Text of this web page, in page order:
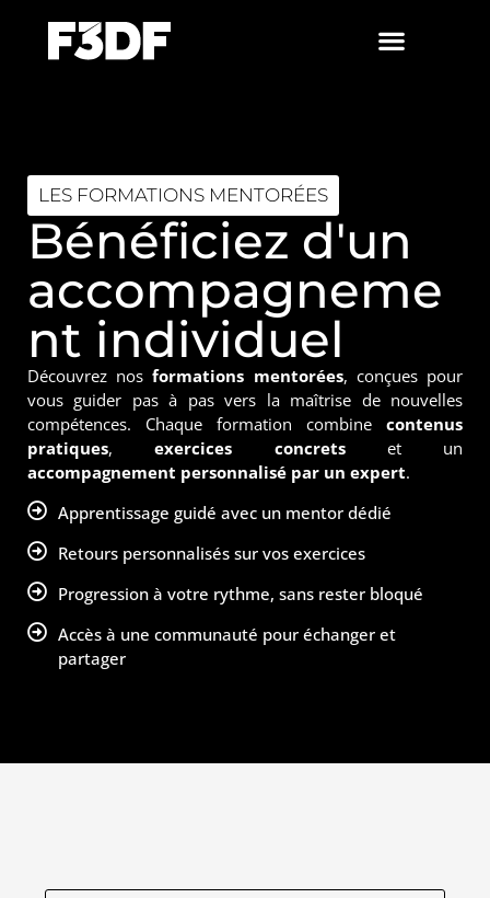
LES FORMATIONS MENTORÉES
Bénéficiez d'un
accompagneme
nt individuel
Découvrez nosformations mentorées, conçues pour
vous guider pas à pas vers la maîtrise de nouvelles
compétences. Chaque formation combine contenus
pratiques,exercices concretset un
accompagnement personnalisé par un expert.
Apprentissage guidé avec un mentor dédié
Retours personnalisés sur vos exercices
Progression à votre rythme, sans rester bloqué
Accès à une communauté pour échanger et
partager